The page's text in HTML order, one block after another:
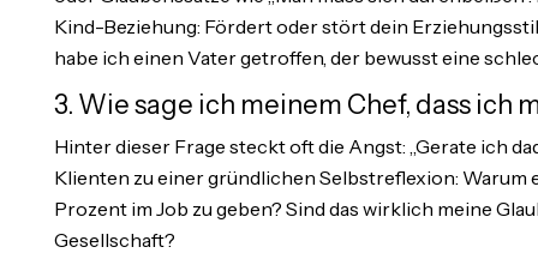
Kind-Beziehung: Fördert oder stört dein
habe ich einen Vater getroffen, der bewusst eine
3. Wie sage ich meinem Chef, dass ich
Hinter dieser Frage steckt oft die Angst: „Gerate ich
Klienten zu einer gründlichen Selbstreflexion:
Prozent im Job zu geben? Sind das wirklich meine
Gesellschaft?